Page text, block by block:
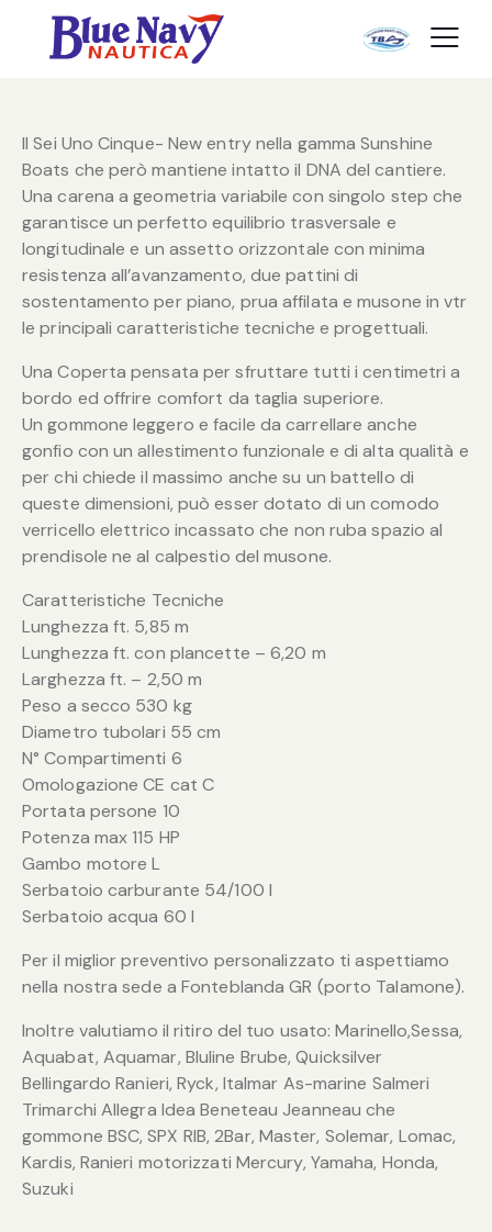
Il Sei Uno Cinque- New entry nella gamma Sunshine
Boats che però mantiene intatto il DNA del cantiere.
Una carena a geometria variabile con singolo step che
garantisce un perfetto equilibrio trasversale e
longitudinale e un assetto orizzontale con minima
resistenza all’avanzamento, due pattini di
sostentamento per piano, prua affilata e musone in vtr
le principali caratteristiche tecniche e progettuali.
Una Coperta pensata per sfruttare tutti i centimetri a
bordo ed offrire comfort da taglia superiore.
Un gommone leggero e facile da carrellare anche
gonfio con un allestimento funzionale e di alta qualità e
per chi chiede il massimo anche su un battello di
queste dimensioni, può esser dotato di un comodo
verricello elettrico incassato che non ruba spazio al
prendisole ne al calpestio del musone.
Caratteristiche Tecniche
Lunghezza ft. 5,85 m
Lunghezza ft. con plancette – 6,20 m
Larghezza ft. – 2,50 m
Peso a secco 530 kg
Diametro tubolari 55 cm
N° Compartimenti 6
Omologazione CE cat C
Portata persone 10
Potenza max 115 HP
Gambo motore L
Serbatoio carburante 54/100 l
Serbatoio acqua 60 l
Per il miglior preventivo personalizzato ti aspettiamo
nella nostra sede a Fonteblanda GR (porto Talamone).
Inoltre valutiamo il ritiro del tuo usato: Marinello,Sessa,
Aquabat, Aquamar, Bluline Brube, Quicksilver
Bellingardo Ranieri, Ryck, Italmar As-marine Salmeri
Trimarchi Allegra Idea Beneteau Jeanneau che
gommone BSC, SPX RIB, 2Bar, Master, Solemar, Lomac,
Kardis, Ranieri motorizzati Mercury, Yamaha, Honda,
Suzuki